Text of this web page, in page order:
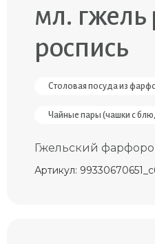
мл. гжель
роспись
Столовая посуда из
Чайные пары (чашки с
Гжельский
Артикул: